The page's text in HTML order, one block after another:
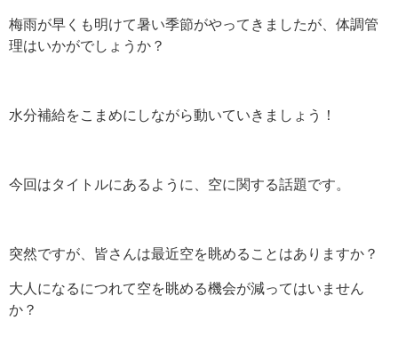
会社概要
沿革
店舗案内 ～Shop Info～
保険のQ＆A
梅雨が早くも明けて暑い季節がやってきましたが、体調管
理はいかがでしょうか？
水分補給をこまめにしながら動いていきましょう！
今回はタイトルにあるように、空に関する話題です。
突然ですが、皆さんは最近空を眺めることはありますか？
大人になるにつれて空を眺める機会が減ってはいません
か？